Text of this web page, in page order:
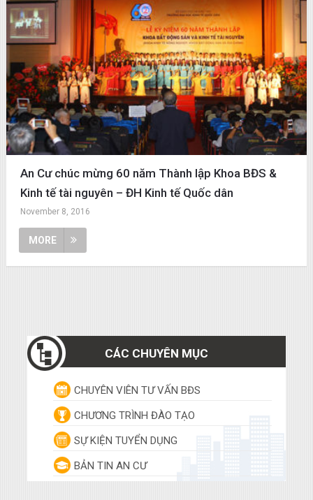
An Cư chúc mừng 60 năm Thành lập Khoa BĐS &
Kinh tế tài nguyên – ĐH Kinh tế Quốc dân
November 8, 2016
MORE
CÁC CHUYÊN MỤC
CHUYÊN VIÊN TƯ VẤN BĐS
CHƯƠNG TRÌNH ĐÀO TẠO
SỰ KIỆN TUYỂN DỤNG
BẢN TIN AN CƯ